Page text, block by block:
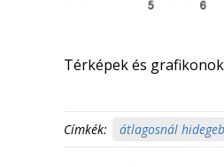
Térképek és
Címkék: átlagosnál